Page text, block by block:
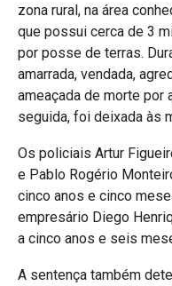
zona rural, na área
que possui cerca de 3
por posse de terras.
amarrada, vendada,
ameaçada de morte por
seguida, foi deixada às
Os policiais Artur
e Pablo Rogério
cinco anos e cinco
empresário Diego
a cinco anos e seis
A sentença também